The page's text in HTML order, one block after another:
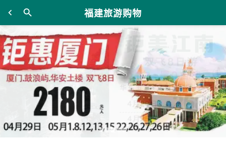
福建旅游购物